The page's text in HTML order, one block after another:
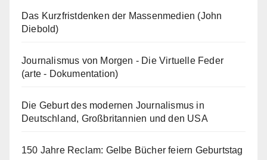
Das Kurzfristdenken der Massenmedien (John
Diebold)
Journalismus von Morgen - Die Virtuelle Feder
(arte - Dokumentation)
Die Geburt des modernen Journalismus in
Deutschland, Großbritannien und den USA
150 Jahre Reclam: Gelbe Bücher feiern Geburtstag